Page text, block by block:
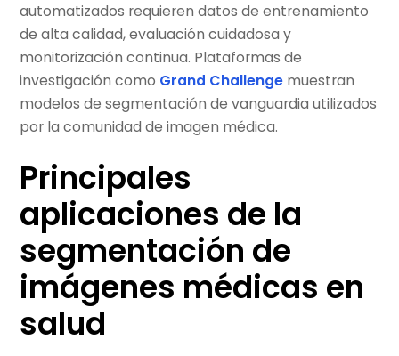
automatizados requieren datos de entrenamiento
de alta calidad, evaluación cuidadosa y
monitorización continua. Plataformas de
investigación como Grand Challenge muestran
modelos de segmentación de vanguardia utilizados
por la comunidad de imagen médica.
Principales
aplicaciones de la
segmentación de
imágenes médicas en
salud